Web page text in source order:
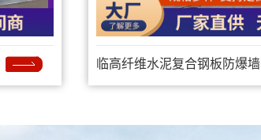
临高纤维水泥复合钢板防爆墙